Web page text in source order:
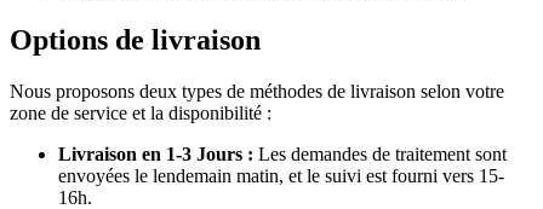
Options de livraison
Nous proposons deux types de méthodes de livraison selon votre
zone de service et la disponibilité :
Livraison en 1-3 Jours : Les demandes de traitement sont
envoyées le lendemain matin, et le suivi est fourni vers 15-
16h.